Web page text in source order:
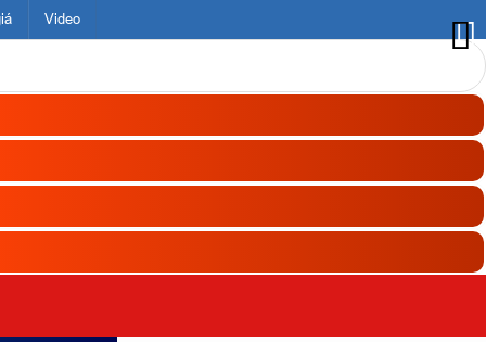
Video